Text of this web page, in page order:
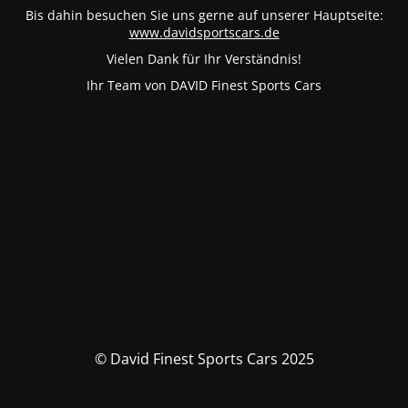
Bis dahin besuchen Sie uns gerne auf unserer Hauptseite:
www.davidsportscars.de
Vielen Dank für Ihr Verständnis!
Ihr Team von DAVID Finest Sports Cars
© David Finest Sports Cars 2025